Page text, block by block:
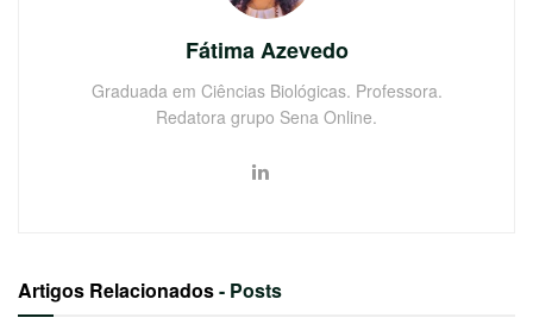
Fátima Azevedo
Graduada em Ciências Biológicas. Professora.
Redatora grupo Sena Online.
Artigos Relacionados- Posts